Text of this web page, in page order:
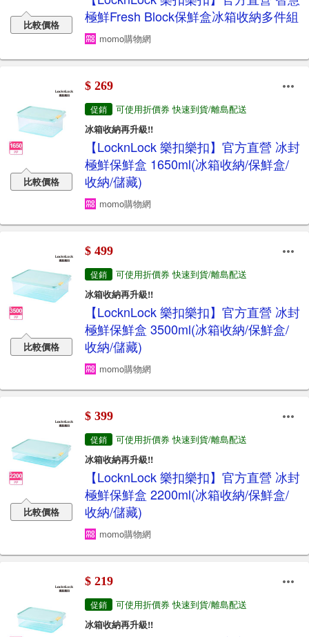
比較價格
極鮮Fresh Block保鮮盒冰箱收納多件組
momo購物網
比較價格
$ 269
促銷
可使用折價券 快速到貨/離島配送
冰箱收納再升級!!
【LocknLock 樂扣樂扣】官方直營 冰封
極鮮保鮮盒 1650ml(冰箱收納/保鮮盒/
收納/儲藏)
momo購物網
比較價格
$ 499
促銷
可使用折價券 快速到貨/離島配送
冰箱收納再升級!!
【LocknLock 樂扣樂扣】官方直營 冰封
極鮮保鮮盒 3500ml(冰箱收納/保鮮盒/
收納/儲藏)
momo購物網
比較價格
$ 399
促銷
可使用折價券 快速到貨/離島配送
冰箱收納再升級!!
【LocknLock 樂扣樂扣】官方直營 冰封
極鮮保鮮盒 2200ml(冰箱收納/保鮮盒/
收納/儲藏)
momo購物網
$ 219
促銷
可使用折價券 快速到貨/離島配送
冰箱收納再升級!!